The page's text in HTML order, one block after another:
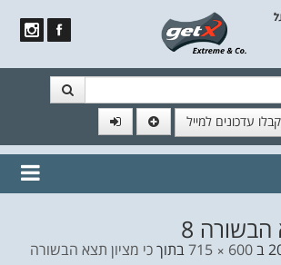
קבלו עדכונים למייל
לרשימת תפוצה!
נשמח
8
ב600 × 715 בתוךכי מציון תצא הבשורה